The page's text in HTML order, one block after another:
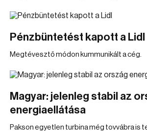
Pénzbüntetést kapott a Lidl
Megtévesztő módon kummunikált a cég.
Magyar: jelenleg stabil az
energiaellátása
Pakson egyetlen turbina még tovvábra is